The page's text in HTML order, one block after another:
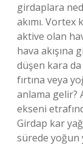
girdaplara
akımı. Vortex
aktive olan
hava akışına
düşen kara
fırtına veya
anlama gelir?
ekseni
Girdap kar
sürede yoğun